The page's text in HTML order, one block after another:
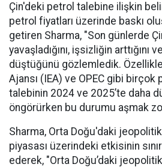
Çin'deki petrol talebine ilişkin
petrol fiyatları üzerinde baskı
getiren Sharma, "Son günlerde
yavaşladığını, işsizliğin arttığını
düştüğünü gözlemledik.
Ajansı (IEA) ve OPEC gibi birçok
talebinin 2024 ve 2025’te daha
öngörürken bu durumu aşmak
Sharma, Orta Doğu'daki
piyasası üzerindeki etkisinin
ederek, "Orta Doğu’daki